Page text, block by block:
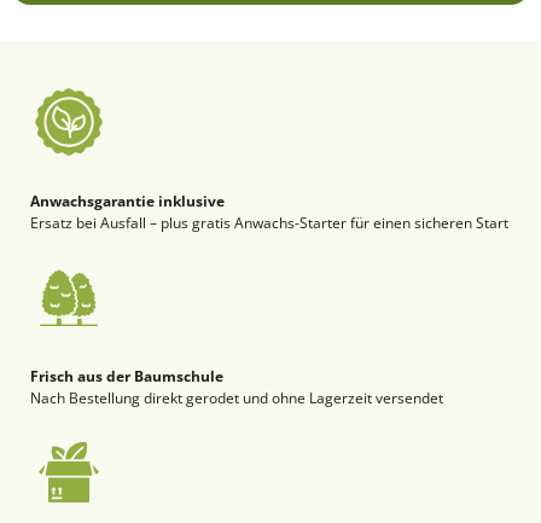
Anwachsgarantie inklusive
Ersatz bei Ausfall – plus gratis Anwachs-Starter für einen sicheren Start
Frisch aus der Baumschule
Nach Bestellung direkt gerodet und ohne Lagerzeit versendet